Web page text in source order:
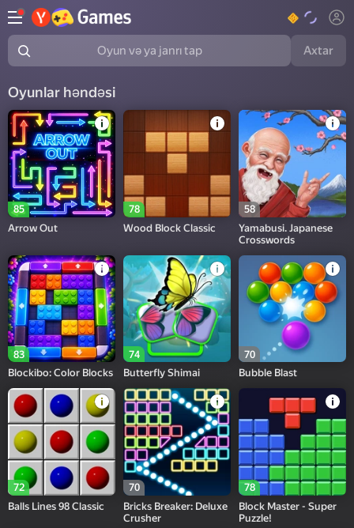
Oyun və ya janrı tap
Axtar
Oyunlar həndəsi
85
Arrow Out
78
Wood Block Classic
58
Yamabusi. Japanese
Crosswords
83
Blockibo: Color Blocks
74
Butterfly Shimai
70
Bubble Blast
72
Balls Lines 98 Classic
70
Bricks Breaker: Deluxe
Crusher
78
Block Master - Super
Puzzle!